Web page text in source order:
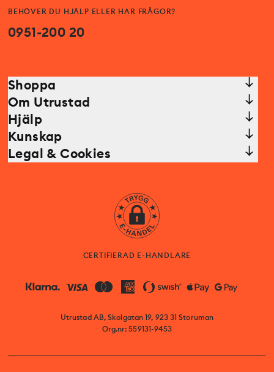
BEHÖVER DU HJÄLP ELLER HAR FRÅGOR?
0951-200 20
Shoppa
Om Utrustad
Hjälp
Kunskap
Legal & Cookies
CERTIFIERAD E-HANDLARE
Utrustad AB, Skolgatan 19, 923 31 Storuman
Org.nr: 559131-9453